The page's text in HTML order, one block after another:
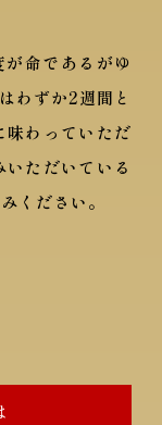
が命であるがゆ
わずか2週間と
味わっていただ
ただいている
ください。